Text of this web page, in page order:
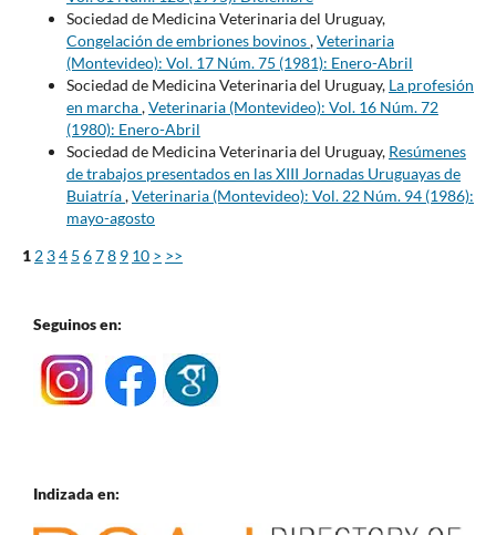
Sociedad de Medicina Veterinaria del Uruguay,
Congelación de embriones bovinos,Veterinaria
(Montevideo): Vol. 17 Núm. 75 (1981): Enero-Abril
Sociedad de Medicina Veterinaria del Uruguay, La profesión
en marcha,Veterinaria (Montevideo): Vol. 16 Núm. 72
(1980): Enero-Abril
Sociedad de Medicina Veterinaria del Uruguay, Resúmenes
de trabajos presentados en las XIII Jornadas Uruguayas de
Buiatría,Veterinaria (Montevideo): Vol. 22 Núm. 94 (1986):
mayo-agosto
1 2 34 5 678 9 10 > >>
Seguinos en:
Indizada en: